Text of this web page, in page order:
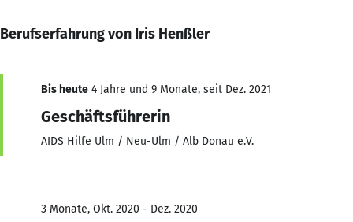
Berufserfahrung von Iris Henßler
Bis heute 4 Jahre und 9 Monate, seit Dez. 2021
Geschäftsführerin
AIDS Hilfe Ulm / Neu-Ulm / Alb Donau e.V.
3 Monate, Okt. 2020 - Dez. 2020